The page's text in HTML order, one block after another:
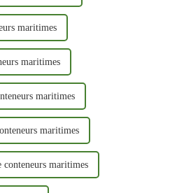
maritimes
maritimes
maritimes
maritimes
conteneurs maritimes